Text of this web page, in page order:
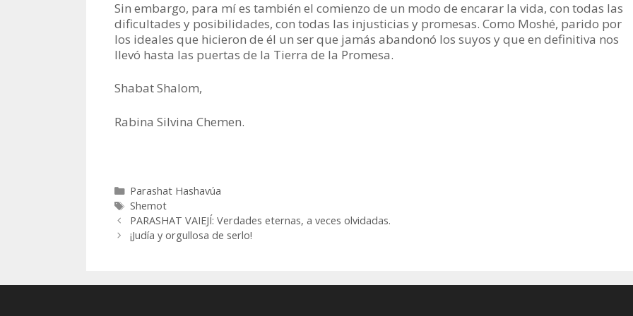
Sin embargo, para mí es también el comienzo de un modo de encarar la vida, con todas las
dificultades y posibilidades, con todas las injusticias y promesas. Como Moshé, parido por
los ideales que hicieron de él un ser que jamás abandonó los suyos y que en definitiva nos
llevó hasta las puertas de la Tierra de la Promesa.
Shabat Shalom,
Rabina Silvina Chemen.
Categorías
Parashat Hashavúa
Etiquetas
Shemot
PARASHAT VAIEJÍ: Verdades eternas, a veces olvidadas.
¡Judía y orgullosa de serlo!